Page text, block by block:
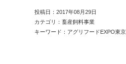
投稿日：2017年08月29日
カテゴリ：畜産飼料事業
キーワード：アグリフードEXPO東